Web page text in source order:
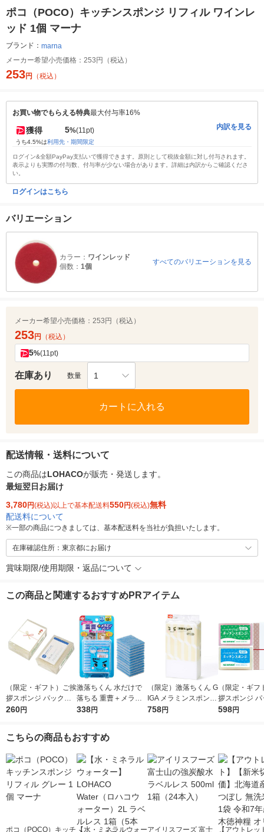
ポコ（POCO）キッチンスポンジ リフィル ワインレ
ッド 1個 マーナ
ブランド： marna
メーカー希望小売価格： 253円（税込）
253円 （税込）
お買い物でもらえる特典最大付与率16%
獲得 5%(11pt)
うち4.5%は利用先・期間限定
内訳を見る
ログイン&全額PayPay支払いで獲得できます。原則として税抜金額に対し付与されます。
表示よりも実際の付与数、付与率が少ない場合があります。詳細は内訳からご確認くださ
い。
ログインはこちら
バリエーション
カラー： ワインレッド
個数： 1個
すべてのバリエーションを見る
メーカー希望小売価格： 253円（税込）
253円 （税込）
5%(11pt)
在庫あり 数量 1
カートに入れる
配送情報・送料について
この商品はLOHACOが販売・発送します。
最短翌日お届け
3,780円(税込)以上で基本配送料550円(税込)無料
配送料について
※一部の商品につきましては、基本配送料を当社が負担いたします。
在庫確認住所：東京都にお届け
賞味期限/使用期限・返品について
この商品と関連するおすすめPRアイテム
（限定・ギフト）ご挨
拶スポンジ パックス
ナチュロン キッチン
付き 1個 太陽油脂
260円
激落ちくん 水だけで
落ちる 重曹＋メラミ
ンクリーナー お掃除
レック
338円
（限定）激落ちくん G
IGA メラミンスポンジ
特大大容量 1パック
758円
（限定・ギフ
拶スポンジ パ
ナチュロン キ
598円
こちらの商品もおすすめ
ポコ（POCO）キッチ 【水・ミネラルウォーアイリスフーズ 富士 【アウトレッ